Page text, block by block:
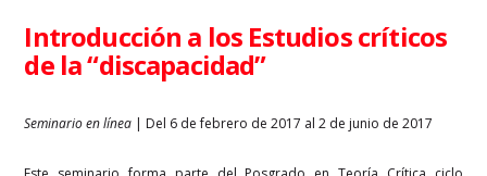
Introducción a los Estudios críticos
de la “discapacidad”
Seminario en línea | Del 6 de febrero de 2017 al 2 de junio de 2017